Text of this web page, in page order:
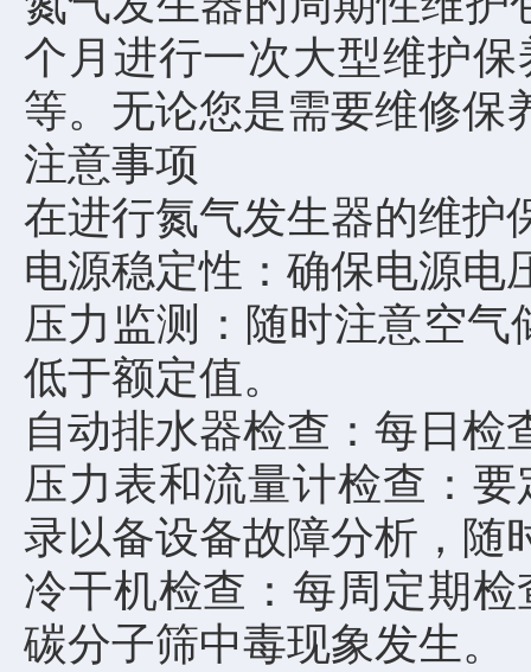
个月进行一次大型维护
等。无论您是需要维修保
注意事项
在进行氮气发生器的维护
电源稳定性：确保电源电
压力监测：随时注意空
低于额定值。
自动排水器检查：每日检
压力表和流量计检查：
录以备设备故障分析，随
冷干机检查：每周定期
碳分子筛中毒现象发生。